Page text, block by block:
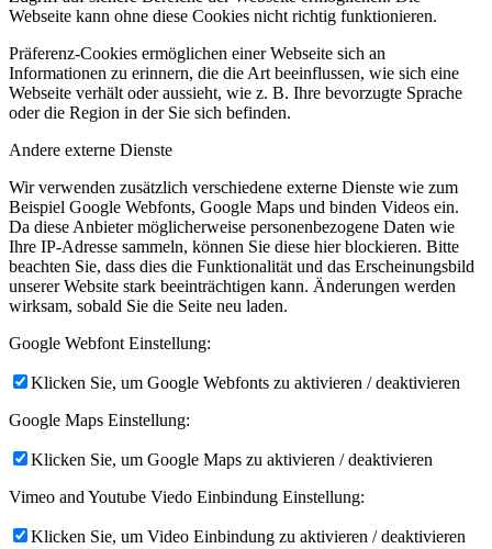
Webseite kann ohne diese Cookies nicht richtig funktionieren.
Präferenz-Cookies ermöglichen einer Webseite sich an
Informationen zu erinnern, die die Art beeinflussen, wie sich eine
Webseite verhält oder aussieht, wie z. B. Ihre bevorzugte Sprache
oder die Region in der Sie sich befinden.
Andere externe Dienste
Wir verwenden zusätzlich verschiedene externe Dienste wie zum
Beispiel Google Webfonts, Google Maps und binden Videos ein.
Da diese Anbieter möglicherweise personenbezogene Daten wie
Ihre IP-Adresse sammeln, können Sie diese hier blockieren. Bitte
beachten Sie, dass dies die Funktionalität und das Erscheinungsbild
unserer Website stark beeinträchtigen kann. Änderungen werden
wirksam, sobald Sie die Seite neu laden.
Google Webfont Einstellung:
Klicken Sie, um Google Webfonts zu aktivieren / deaktivieren
Google Maps Einstellung:
Klicken Sie, um Google Maps zu aktivieren / deaktivieren
Vimeo and Youtube Viedo Einbindung Einstellung:
Klicken Sie, um Video Einbindung zu aktivieren / deaktivieren